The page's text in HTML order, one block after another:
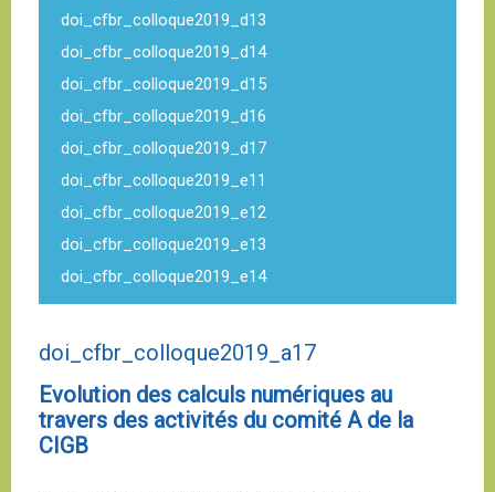
doi_cfbr_colloque2019_d13
doi_cfbr_colloque2019_d14
doi_cfbr_colloque2019_d15
doi_cfbr_colloque2019_d16
doi_cfbr_colloque2019_d17
doi_cfbr_colloque2019_e11
doi_cfbr_colloque2019_e12
doi_cfbr_colloque2019_e13
doi_cfbr_colloque2019_e14
doi_cfbr_colloque2019_a17
Evolution des calculs numériques au
travers des activités du comité A de la
CIGB